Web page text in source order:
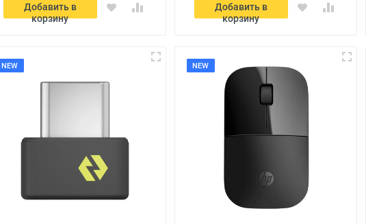
Добавить в
корзину
Добавить в
корзину
NEW NEW